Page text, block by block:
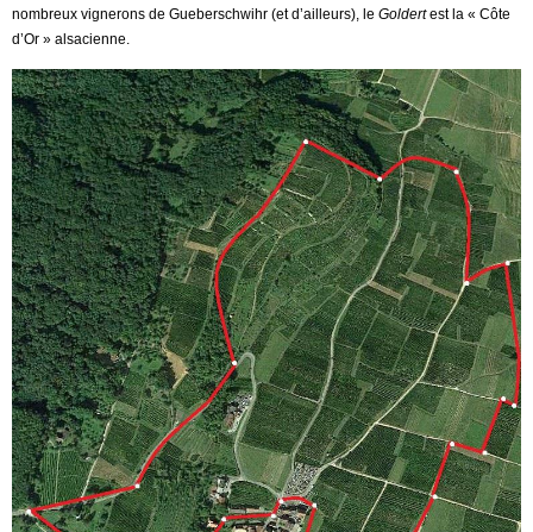
nombreux vignerons de Gueberschwihr (et d’ailleurs), le Goldertest la « Côte
d’Or » alsacienne.